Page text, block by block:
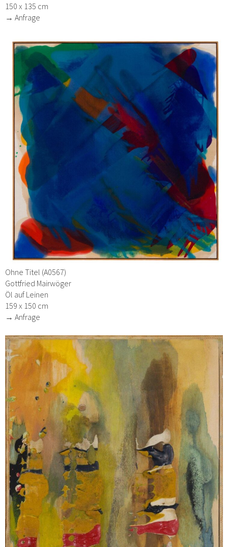
150 x 135 cm
→ Anfrage
Ohne Titel (A0567)
Gottfried Mairwöger
Öl auf Leinen
159 x 150 cm
→ Anfrage